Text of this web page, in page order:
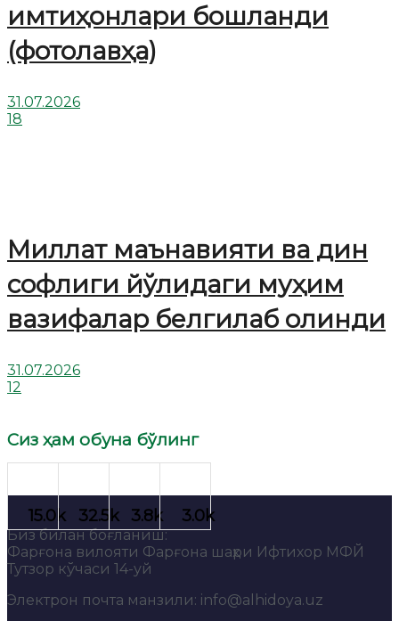
имтиҳонлари бошланди
(фотолавҳа)
31.07.2026
18
Миллат маънавияти ва дин
софлиги йўлидаги муҳим
вазифалар белгилаб олинди
31.07.2026
12
Сиз ҳам обуна бўлинг
Биз билан боғланиш:
Фарғона вилояти Фарғона шаҳри Ифтихор МФЙ
Тутзор кўчаси 14-уй
Электрон почта манзили: info@alhidoya.uz